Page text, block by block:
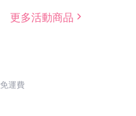
更多活動商品
免運費